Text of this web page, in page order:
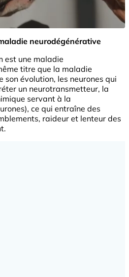
neurodégénérative
est une maladie
titre que la maladie
son évolution, les neurones qui
un neurotransmetteur, la
servant à la
ce qui entraîne des
raideur et lenteur des